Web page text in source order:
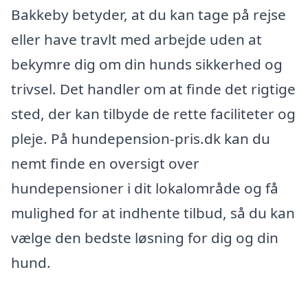
Bakkeby betyder, at du kan tage på rejse
eller have travlt med arbejde uden at
bekymre dig om din hunds sikkerhed og
trivsel. Det handler om at finde det rigtige
sted, der kan tilbyde de rette faciliteter og
pleje. På hundepension-pris.dk kan du
nemt finde en oversigt over
hundepensioner i dit lokalområde og få
mulighed for at indhente tilbud, så du kan
vælge den bedste løsning for dig og din
hund.